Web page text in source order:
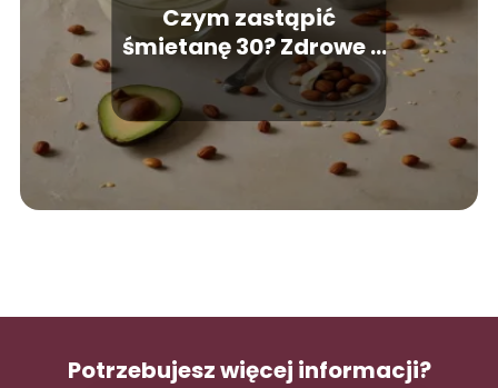
Czym zastąpić
śmietanę 30? Zdrowe i
smaczne alternatywy
Potrzebujesz więcej informacji?